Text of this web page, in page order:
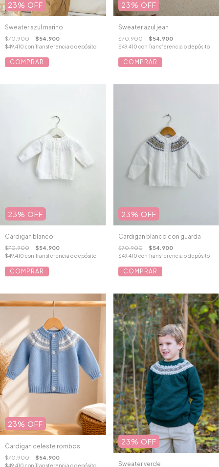
23% OFF
Sweater azul marino
$70.900 $54.900
$49.410 con Transferencia o depósito
COMPRAR
23% OFF
Sweater azul jean
$70.900 $54.900
$49.410 con Transferencia o depósito
COMPRAR
23% OFF
Cardigan blanco
$70.900 $54.900
$49.410 con Transferencia o depósito
COMPRAR
23% OFF
Cardigan blanco con guarda
$70.900 $54.900
$49.410 con Transferencia o depósito
COMPRAR
23% OFF
Cardigan celeste rombos
$70.900 $54.900
$49.410 con Transferencia o depósito
23% OFF
Sweater verde